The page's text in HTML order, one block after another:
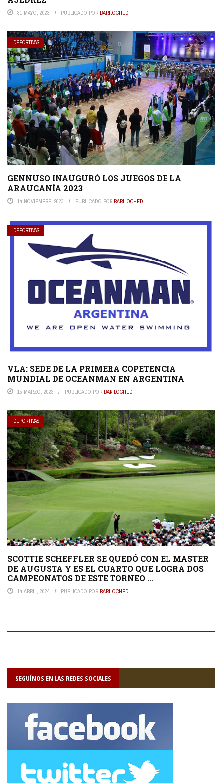
31 MAYO, 2023 PUBLICADO POR BARILOCHED
DEPORTIVAS
GENNUSO INAUGURÓ LOS JUEGOS DE LA
ARAUCANÍA 2023
14 NOVIEMBRE, 2023 PUBLICADO POR BARILOCHED
DEPORTIVAS
VLA: SEDE DE LA PRIMERA COPETENCIA
MUNDIAL DE OCEANMAN EN ARGENTINA
15 MARZO, 2023 PUBLICADO POR BARILOCHED
DEPORTIVAS
SCOTTIE SCHEFFLER SE QUEDÓ CON EL MASTER
DE AUGUSTA Y ES EL CUARTO QUE LOGRA DOS
CAMPEONATOS DE ESTE TORNEO ...
14 ABRIL, 2024 PUBLICADO POR BARILOCHED
SEGUÍNOS EN LAS REDES SOCIALES